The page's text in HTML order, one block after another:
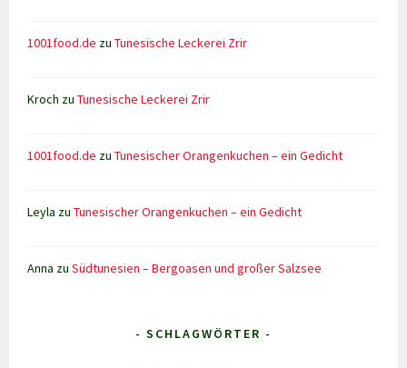
1001food.de zuTunesische Leckerei Zrir
Kroch zuTunesische Leckerei Zrir
1001food.de zuTunesischer Orangenkuchen – ein Gedicht
Leyla zuTunesischer Orangenkuchen – ein Gedicht
Anna zuSüdtunesien – Bergoasen und großer Salzsee
- SCHLAGWÖRTER -